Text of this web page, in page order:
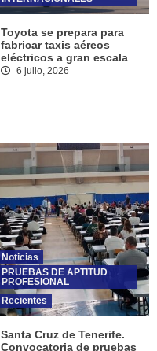
Toyota se prepara para
fabricar taxis aéreos
eléctricos a gran escala
6 julio, 2026
Noticias
PRUEBAS DE APTITUD
PROFESIONAL
Recientes
Santa Cruz de Tenerife.
Convocatoria de pruebas